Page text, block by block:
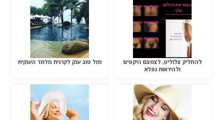
להחליק צלוליט, לצמצם היקפים
ולהיראות נפלא
מזל טוב ענק לקרנית מלמד הענקית